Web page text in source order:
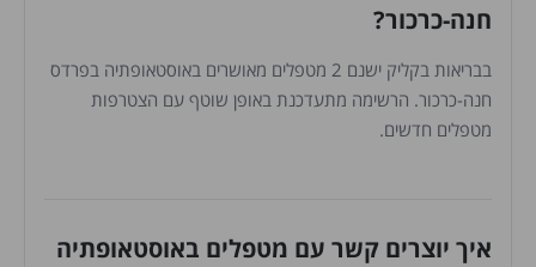
חנה-כרכור?
בבריאות בקליק ישנם 2 מטפלים מאושרים באוסטאופתיה בפרדס
חנה-כרכור. הרשימה מתעדכנת באופן שוטף עם הצטרפות
מטפלים חדשים.
איך יוצרים קשר עם מטפלים באוסטאופתיה